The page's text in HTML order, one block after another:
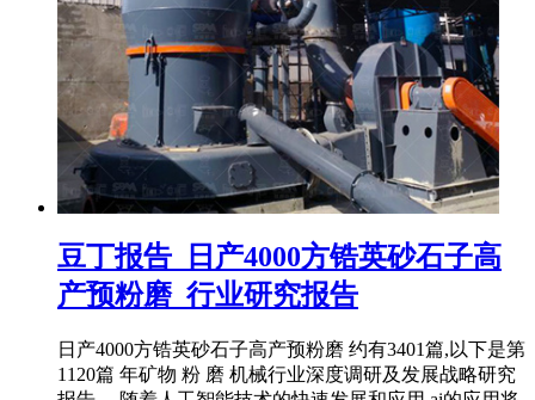
豆丁报告_日产4000方锆英砂石子高
产预粉磨_行业研究报告
日产4000方锆英砂石子高产预粉磨 约有3401篇,以下是第
1120篇 年矿物 粉 磨 机械行业深度调研及发展战略研究